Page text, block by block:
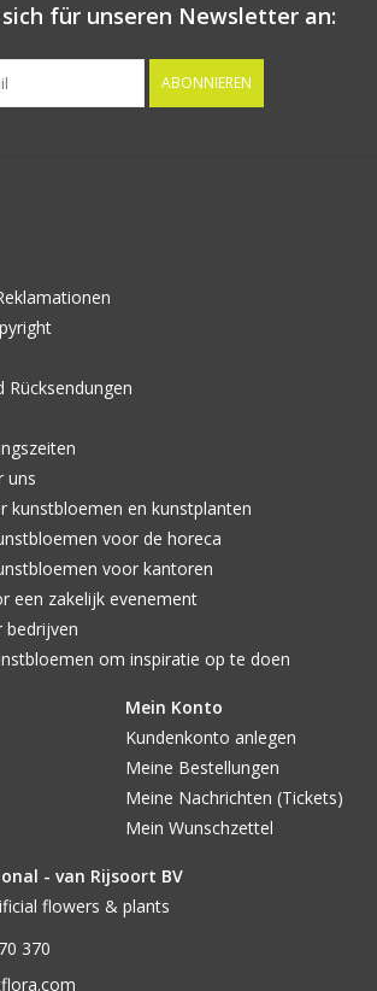
für unseren Newsletter an:
ABONNIEREN
Rücksendungen
uns
kunstbloemen en kunstplanten
voor de horeca
voor kantoren
een zakelijk evenement
bedrijven
om inspiratie op te doen
Mein Konto
Kundenkonto anlegen
Meine Bestellungen
Meine Nachrichten (Tickets)
Mein Wunschzettel
- van Rijsoort BV
flowers & plants
370